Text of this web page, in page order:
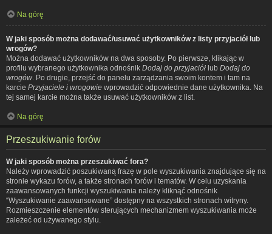
Na górę
W jaki sposób można dodawać/usuwać użytkowników z listy przyjaciół lub
wrogów?
Można dodawać użytkowników na dwa sposoby. Po pierwsze, klikając w
profilu wybranego użytkownika odnośnik Dodaj do przyjaciół lub Dodaj do
wrogów . Po drugie, przejść do panelu zarządzania swoim kontem i tam na
karcie Przyjaciele i wrogowie wprowadzić odpowiednie dane użytkownika. Na
tej samej karcie można także usuwać użytkowników z list.
Na górę
Przeszukiwanie forów
W jaki sposób można przeszukiwać fora?
Należy wprowadzić poszukiwaną frazę w pole wyszukiwania znajdujące się na
stronie wykazu forów, a także stronach forów i tematów. W celu uzyskania
zaawansowanych funkcji wyszukiwania należy kliknąć odnośnik
“Wyszukiwanie zaawansowane” dostępny na wszystkich stronach witryny.
Rozmieszczenie elementów sterujących mechanizmem wyszukiwania może
zależeć od używanego stylu.